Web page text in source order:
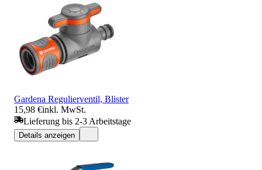
Gardena Regulierventil, Blister
15,98 €inkl. MwSt.
Lieferung bis 2-3 Arbeitstage
Details anzeigen